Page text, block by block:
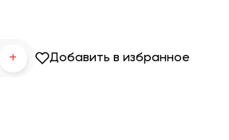
+ Добавить в избранное